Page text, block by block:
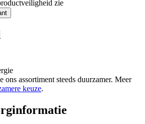
zie
ons assortiment steeds duurzamer. Meer
keuze.